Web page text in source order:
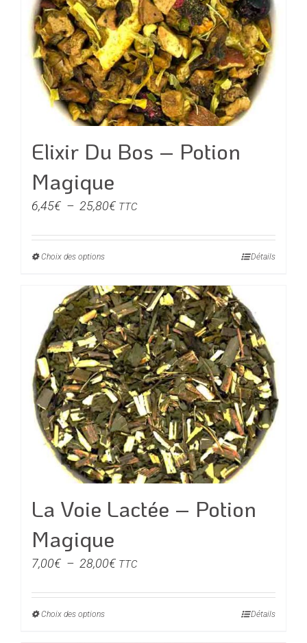
Elixir Du Bos – Potion
Magique
6,45€ – 25,80€Plage
prix :
25,80€
TTC
Choix des optionsCe
a
plusieurs
variations.
Les
options
peuvent
être
choisies
sur
la
page
du
produit
Détails
La Voie Lactée – Potion
Magique
7,00€ – 28,00€Plage
prix :
TTC
Choix des optionsCe
Détails